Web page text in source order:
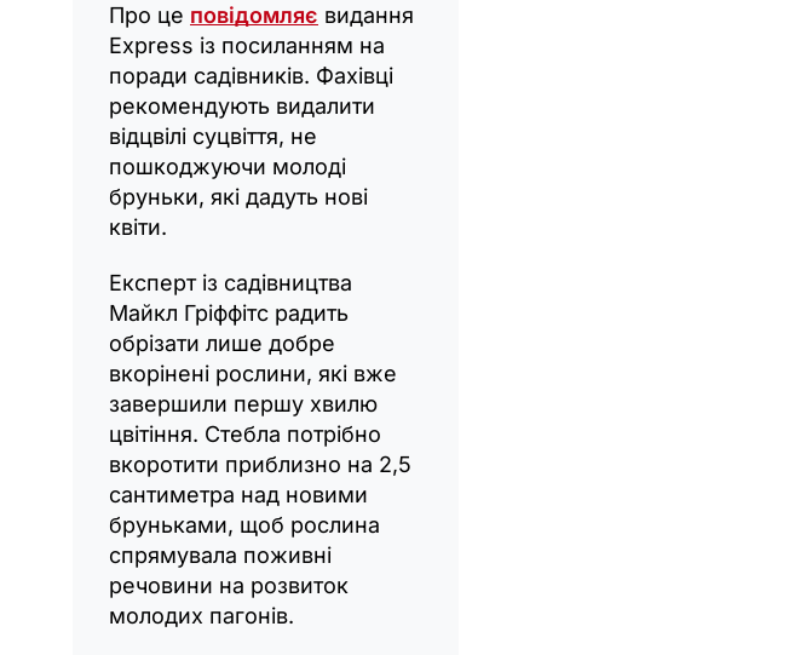
Про це повідомляє видання
Express із посиланням на
поради садівників. Фахівці
рекомендують видалити
відцвілі суцвіття, не
пошкоджуючи молоді
бруньки, які дадуть нові
квіти.
Експерт із садівництва
Майкл Гріффітс радить
обрізати лише добре
вкорінені рослини, які вже
завершили першу хвилю
цвітіння. Стебла потрібно
вкоротити приблизно на 2,5
сантиметра над новими
бруньками, щоб рослина
спрямувала поживні
речовини на розвиток
молодих пагонів.